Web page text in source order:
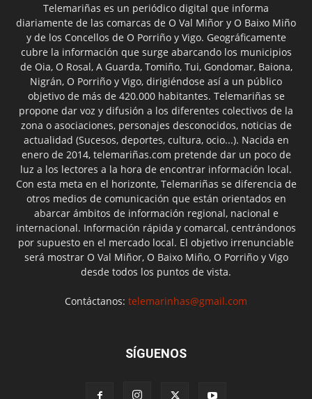
Telemariñas es un periódico digital que informa
diariamente de las comarcas de O Val Miñor y O Baixo Miño
y de los Concellos de O Porriño y Vigo. Geográficamente
cubre la información que surge abarcando los municipios
de Oia, O Rosal, A Guarda, Tomiño, Tui, Gondomar, Baiona,
Nigrán, O Porriño y Vigo, dirigiéndose así a un público
objetivo de más de 420.000 habitantes. Telemariñas se
propone dar voz y difusión a los diferentes colectivos de la
zona o asociaciones, personajes desconocidos, noticias de
actualidad (Sucesos, deportes, cultura, ocio...). Nacida en
enero de 2014, telemariñas.com pretende dar un poco de
luz a los lectores a la hora de encontrar información local.
Con esta meta en el horizonte, Telemariñas se diferencia de
otros medios de comunicación que están orientados en
abarcar ámbitos de información regional, nacional e
internacional. Información rápida y comarcal, centrándonos
por supuesto en el mercado local. El objetivo irrenunciable
será mostrar O Val Miñor, O Baixo Miño, O Porriño y Vigo
desde todos los puntos de vista.
Contáctanos: telemarinhas@gmail.com
SÍGUENOS